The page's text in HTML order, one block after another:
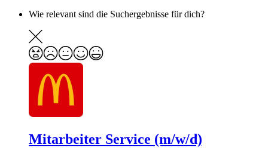
Wie relevant sind die Suchergebnisse für dich?
Mitarbeiter Service (m/w/d)